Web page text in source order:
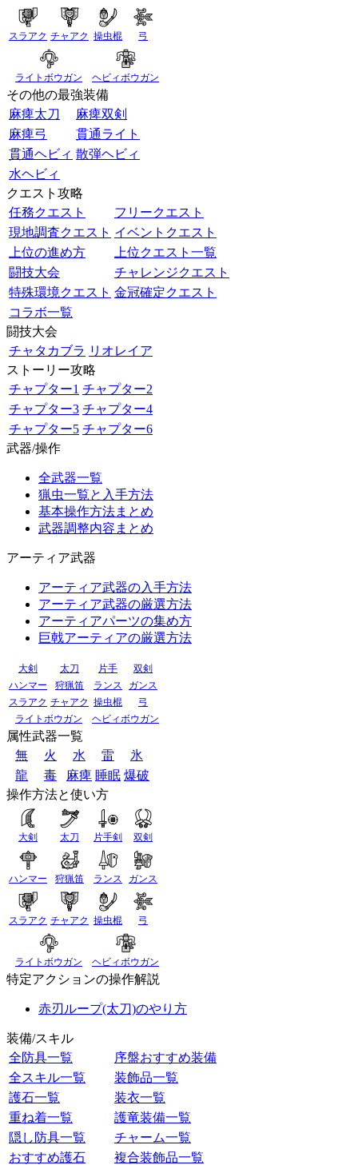
スラアク チャアク 操虫棍 弓
ライトボウガン ヘビィボウガン
その他の最強装備
麻痺太刀
麻痺双剣
麻痺弓
貫通ライト
貫通ヘビィ 散弾ヘビィ
水ヘビィ
クエスト攻略
任務クエスト
フリークエスト
現地調査クエスト イベントクエスト
上位の進め方
上位クエスト一覧
闘技大会
チャレンジクエスト
特殊環境クエスト 金冠確定クエスト
コラボ一覧
闘技大会
チャタカブラ リオレイア
ストーリー攻略
チャプター1 チャプター2
チャプター3 チャプター4
チャプター5 チャプター6
武器/操作
全武器一覧
猟虫一覧と入手方法
基本操作方法まとめ
武器調整内容まとめ
アーティア武器
アーティア武器の入手方法
アーティア武器の厳選方法
アーティアパーツの集め方
巨戟アーティアの厳選方法
大剣 太刀 片手
双剣
ハンマー
狩猟笛 ランス
ガンス
スラアク チャアク 操虫棍
弓
ライトボウガン
ヘビィボウガン
属性武器一覧
無
火 水 雷
氷
龍
毒 麻痺 睡眠 爆破
操作方法と使い方
大剣 太刀 片手剣 双剣
ハンマー 狩猟笛 ランス ガンス
スラアク チャアク 操虫棍 弓
ライトボウガン ヘビィボウガン
特定アクションの操作解説
赤刃ループ(太刀)のやり方
装備/スキル
全防具一覧
序盤おすすめ装備
全スキル一覧
装飾品一覧
護石一覧
装衣一覧
重ね着一覧
護竜装備一覧
隠し防具一覧
チャーム一覧
おすすめ護石
複合装飾品一覧